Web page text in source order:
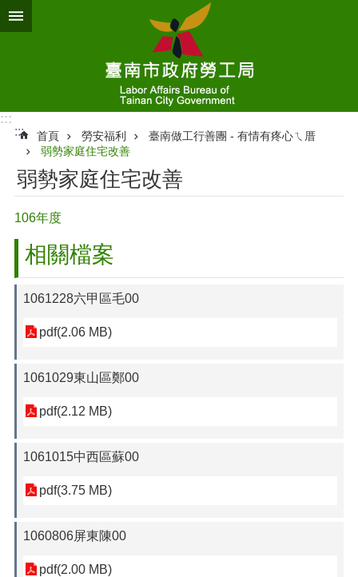
跳到主要內容區塊
:::
:::
首頁 勞安福利
臺南做工行善團 - 有情有疼心ㄟ厝
弱勢家庭住宅改善
弱勢家庭住宅改善
106年度
相關檔案
1061228六甲區毛00
pdf(2.06 MB)
1061029東山區鄭00
pdf(2.12 MB)
1061015中西區蘇00
pdf(3.75 MB)
1060806屏東陳00
pdf(2.00 MB)